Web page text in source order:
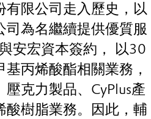
有限公司走入歷史，以
司為名繼續提供優質服
安宏資本簽約， 以30
丙烯酸酯相關業務，
克力製品、CyPlus產
酸樹脂業務。因此，輔